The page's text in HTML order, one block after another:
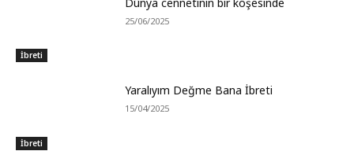
İbreti
25/06/2025
İbreti
Yaralıyım Değme Bana İbreti
15/04/2025